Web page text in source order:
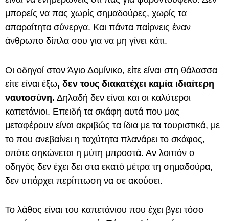
μπορείς να πας χωρίς σημαδούρες, χωρίς τα
απαραίτητα σύνεργα. Και πάντα παίρνεις έναν
άνθρωπο δίπλα σου για να μη γίνει κάτι.
Οι οδηγοί στον Άγιο Δομίνικο, είτε είναι στη θάλασσα
είτε είναι έξω, δεν τους διακατέχει καμία ιδιαίτερη
ναυτοσύνη. Δηλαδή δεν είναι και οι καλύτεροι
καπετάνιοι. Επειδή τα σκάφη αυτά που μας
μεταφέρουν είναι ακριβώς τα ίδια με τα τουριστικά, με
το που ανεβαίνει η ταχύτητα πλανάρει το σκάφος,
οπότε σηκώνεται η μύτη μπροστά. Αν λοιπόν ο
οδηγός δεν έχει δει στα εκατό μέτρα τη σημαδούρα,
δεν υπάρχει περίπτωση να σε ακούσει.
Το λάθος είναι του καπετάνιου που έχει βγει τόσο